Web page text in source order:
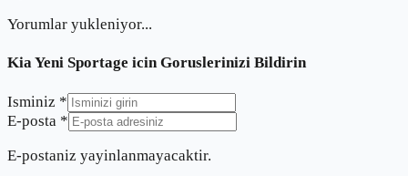
Yorumlar yukleniyor...
Kia Yeni Sportage icin Goruslerinizi Bildirin
Isminiz *
E-posta *
E-postaniz yayinlanmayacaktir.